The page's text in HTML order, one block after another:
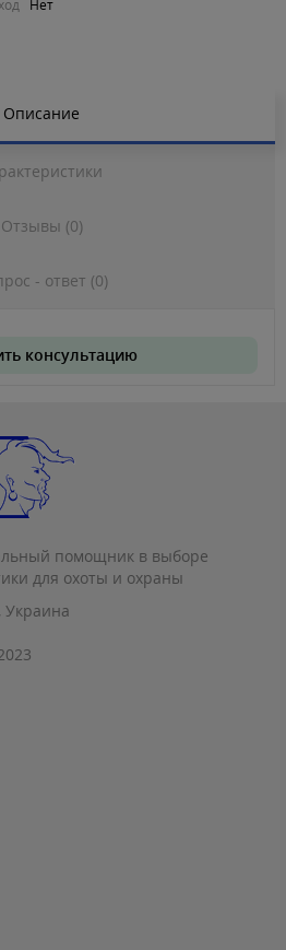
Нет
Описание
Отзывы (0)
- ответ (0)
консультацию
помощник в выборе
для охоты и охраны
Украина